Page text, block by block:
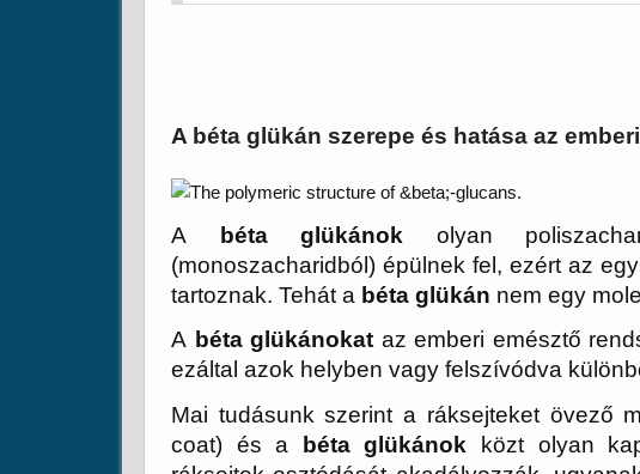
A béta glükán szerepe és hatása az
A béta glükánok olyan
(monoszacharidból) épülnek fel, ezért az
tartoznak. Tehát a béta glükán nem egy
A béta glükánokat az emberi emésztő
ezáltal azok helyben vagy felszívódva
Mai tudásunk szerint a ráksejteket övező
coat) és a béta glükánok közt olyan